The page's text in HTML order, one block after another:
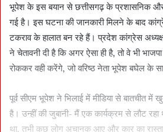
भूपेश के इस बयान से छत्तीसगढ़ के प्रशासनिक
गई है। इस घटना की जानकारी मिलने के बाद
टकराव के हालात बन रहे हैं। प्रदेश कांग्रेस
ने चेतावनी दी है कि अगर ऐसा ही है, तो वे भी
रोककर वही करेंगे, जो वरिष्ठ नेता भूपेश बघेल के
पूर्व सीएम भूपेश ने भिलाई में मीडिया से बातचीत
है। उन्हीं की जुबानी- मैं एक कार्यक्रम से लौट
था, तभी कुछ लोग अचानक आए और कार का